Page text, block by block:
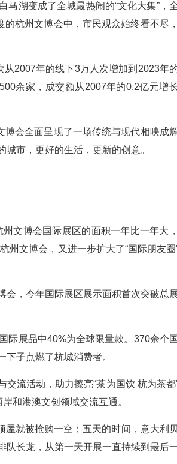
湖变成了全城最热闹的“文化大集”，
的杭州文博会中，市民观众始终看不尽
2007年的线下3万人次增加到2023年
余家，成交额从2007年的0.2亿元增
会全面呈现了一场传统与现代相映成辉
市，更好的生活，更新的创意。
文博会国际展区的面积一年比一年大
州文博会，又进一步扩大了“国际朋友圈”
会，今年国际展区展示面积首次突破总
际展品中40%为全球限量款。370余个
子点燃了杭城消费者。
交流活动，助力擦亮“茶为国饮 杭为茶都
和港澳文创领域交流互通。
屋就被抢购一空；五天的时间，意大利
队长龙，从第一天开展一直持续到最后